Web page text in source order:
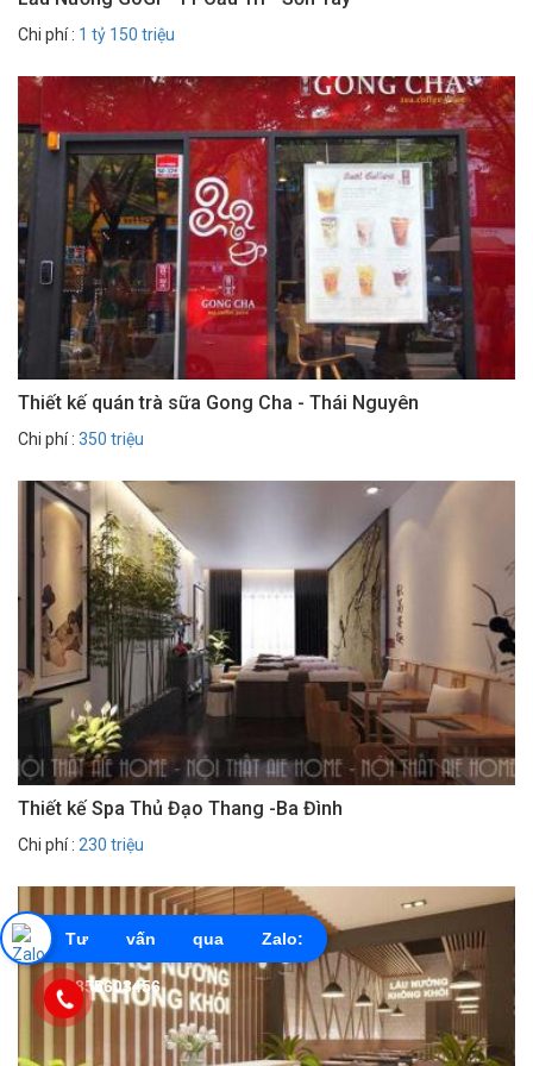
Chi phí : 1 tỷ 150 triệu
Thiết kế quán trà sữa Gong Cha - Thái Nguyên
Chi phí : 350 triệu
Thiết kế Spa Thủ Đạo Thang -Ba Đình
Chi phí : 230 triệu
Tư vấn qua Zalo:
0855603456